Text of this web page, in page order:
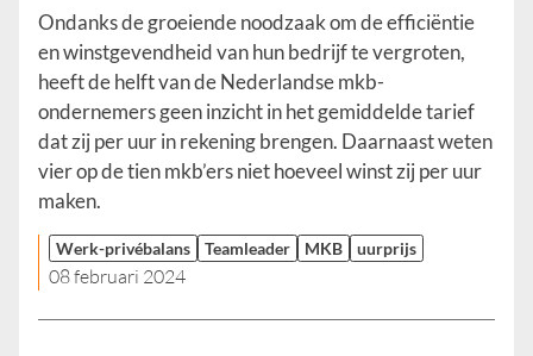
Ondanks de groeiende noodzaak om de efficiëntie
en winstgevendheid van hun bedrijf te vergroten,
heeft de helft van de Nederlandse mkb-
ondernemers geen inzicht in het gemiddelde tarief
dat zij per uur in rekening brengen. Daarnaast weten
vier op de tien mkb’ers niet hoeveel winst zij per uur
maken.
Werk-privébalans Teamleader MKB uurprijs
08 februari 2024